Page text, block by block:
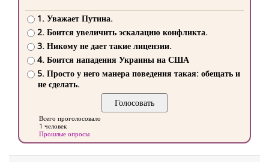
1. Уважает Путина.
2. Боится увеличить эскалацию конфликта.
3. Никому не дает такие лицензии.
4. Боится нападения Украины на США
5. Просто у него манера поведения такая: обещать и
не сделать.
Всего проголосовало
1 человек
Прошлые опросы